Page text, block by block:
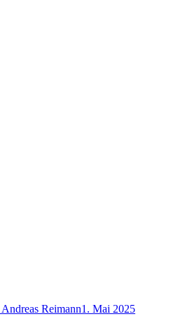
Andreas Reimann1. Mai 2025